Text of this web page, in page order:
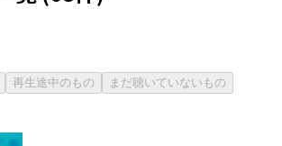
再生途中のもの
まだ聴いていないもの